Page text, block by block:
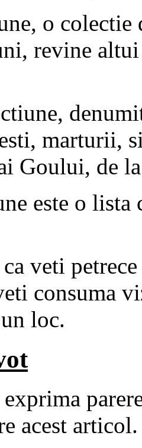
o
revine
marturii,
Goului, de
este o
veti
consuma
loc.
acest articol.